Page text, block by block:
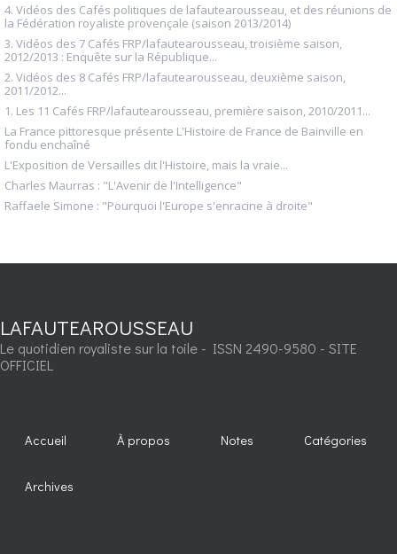
4. Vidéos des Cafés politiques de lafautearousseau, et des réunions de
la Fédération royaliste provençale (saison 2013/2014)
3. Vidéos des 7 Cafés FRP/lafautearousseau, troisième saison,
2012/2013 : Enquête sur la République...
2. Vidéos des 8 Cafés FRP/lafautearousseau, deuxième saison,
2011/2012...
1. Les 11 Cafés FRP/lafautearousseau, première saison, 2010/2011...
La France pittoresque présente L'Histoire de France de Bainville en
fondu enchaîné
L'Exposition de Versailles dit l'Histoire, mais la vraie...
Charles Maurras : "L'Avenir de l'Intelligence"
Raffaele Simone : "Pourquoi l'Europe s'enracine à droite"
LAFAUTEAROUSSEAU
Le quotidien royaliste sur la toile - ISSN 2490-9580 - SITE
OFFICIEL
Accueil À propos Notes Catégories
Archives